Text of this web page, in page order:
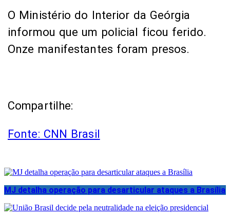
O Ministério do Interior da Geórgia
informou que um policial ficou ferido.
Onze manifestantes foram presos.
Compartilhe:
Fonte: CNN Brasil
MJ detalha operação para desarticular ataques a Brasília